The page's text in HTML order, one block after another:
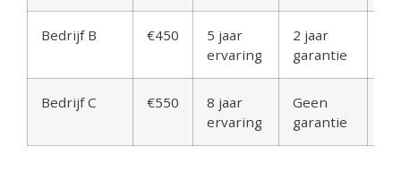
Bedrijf B €450
5 jaar
ervaring
2 jaar
garantie
Bedrijf C €550
8 jaar
ervaring
Geen
garantie